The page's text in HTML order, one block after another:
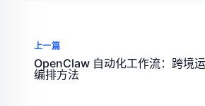
上一篇
OpenClaw 自动化工作流：跨境
编排方法